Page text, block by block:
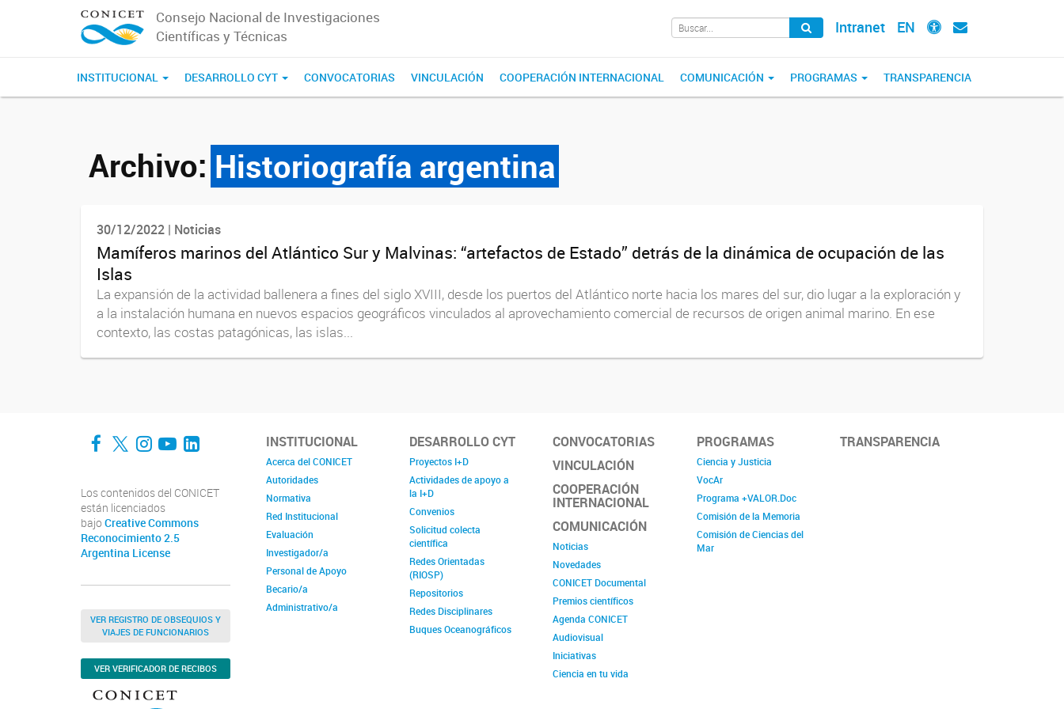
Consejo Nacional de Investigaciones
Científicas y Técnicas
Intranet EN
INSTITUCIONAL DESARROLLO CYT CONVOCATORIAS VINCULACIÓN COOPERACIÓN INTERNACIONAL COMUNICACIÓN PROGRAMAS TRANSPARENCIA
Archivo: Historiografía argentina
30/12/2022 | Noticias
Mamíferos marinos del Atlántico Sur y Malvinas: “artefactos de Estado” detrás de la dinámica de ocupación de las
Islas
La expansión de la actividad ballenera a fines del siglo XVIII, desde los puertos del Atlántico norte hacia los mares del sur, dio lugar a la exploración y
a la instalación humana en nuevos espacios geográficos vinculados al aprovechamiento comercial de recursos de origen animal marino. En ese
contexto, las costas patagónicas, las islas...
Facebook
Twitter
Instagram
YouTube
LinkedIn
Los contenidos del CONICET
están licenciados
bajo Creative Commons
Reconocimiento 2.5
Argentina License
VER REGISTRO DE OBSEQUIOS Y
VIAJES DE FUNCIONARIOS
VER VERIFICADOR DE RECIBOS
INSTITUCIONAL
Acerca del CONICET
Autoridades
Normativa
Red Institucional
Evaluación
Investigador/a
Personal de Apoyo
Becario/a
Administrativo/a
DESARROLLO CYT
Proyectos I+D
Actividades de apoyo a
la I+D
Convenios
Solicitud colecta
científica
Redes Orientadas
(RIOSP)
Repositorios
Redes Disciplinares
Buques Oceanográficos
CONVOCATORIAS
VINCULACIÓN
COOPERACIÓN
INTERNACIONAL
COMUNICACIÓN
Noticias
Novedades
CONICET Documental
Premios científicos
Agenda CONICET
Audiovisual
Iniciativas
Ciencia en tu vida
PROGRAMAS
Ciencia y Justicia
VocAr
Programa +VALOR.Doc
Comisión de la Memoria
Comisión de Ciencias del
Mar
TRANSPARENCIA